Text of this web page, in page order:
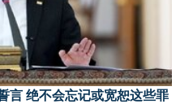
言 绝不会忘记或宽恕这些罪